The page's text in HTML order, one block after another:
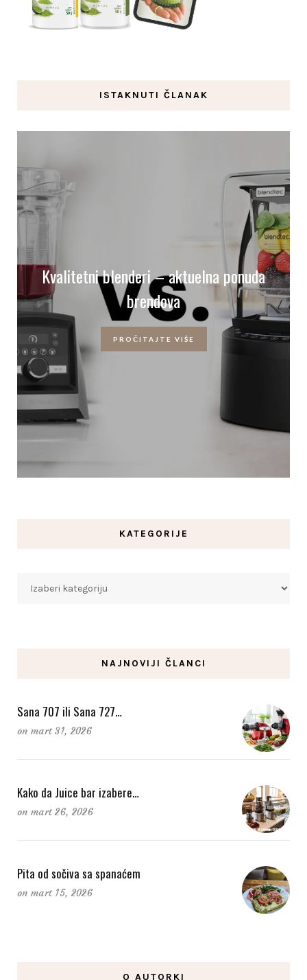
ISTAKNUTI ČLANAK
Kvalitetni blenderi – aktuelna ponuda
brendova
PROČITAJTE VIŠE
KATEGORIJE
NAJNOVIJI ČLANCI
Sana 707 ili Sana 727…
on mart 31, 2026
Kako da Juice bar izabere…
on mart 26, 2026
Pita od sočiva sa spanaćem
on mart 15, 2026
O AUTORKI